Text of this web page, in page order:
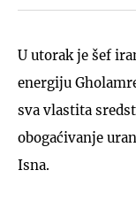
U utorak je šef
energiju
sva vlastita
obogaćivanje
Isna.